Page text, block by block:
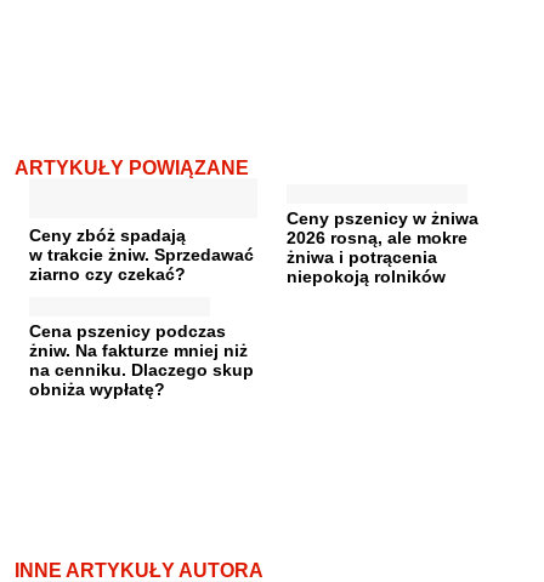
ARTYKUŁY POWIĄZANE
Ceny zbóż spadają
w trakcie żniw. Sprzedawać
ziarno czy czekać?
Ceny pszenicy w żniwa
2026 rosną, ale mokre
żniwa i potrącenia
niepokoją rolników
Cena pszenicy podczas
żniw. Na fakturze mniej niż
na cenniku. Dlaczego skup
obniża wypłatę?
INNE ARTYKUŁY AUTORA